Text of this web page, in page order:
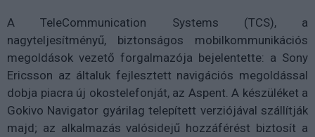
A TeleCommunication Systems (TCS), a
nagyteljesítményű, biztonságos mobilkommunikációs
megoldások vezető forgalmazója bejelentette: a Sony
Ericsson az általuk fejlesztett navigációs megoldással
dobja piacra új okostelefonját, az Aspent. A készüléket a
Gokivo Navigator gyárilag telepített verziójával szállítják
majd; az alkalmazás valósidejű hozzáférést biztosít a